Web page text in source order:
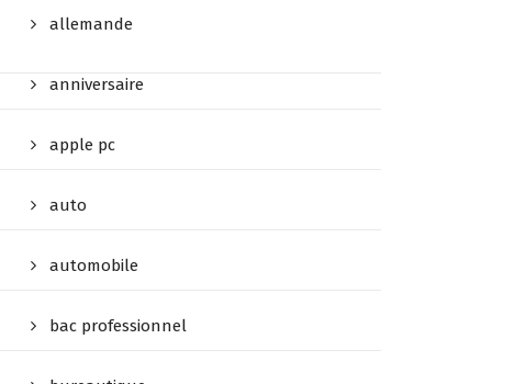
allemande
anniversaire
apple pc
auto
automobile
bac professionnel